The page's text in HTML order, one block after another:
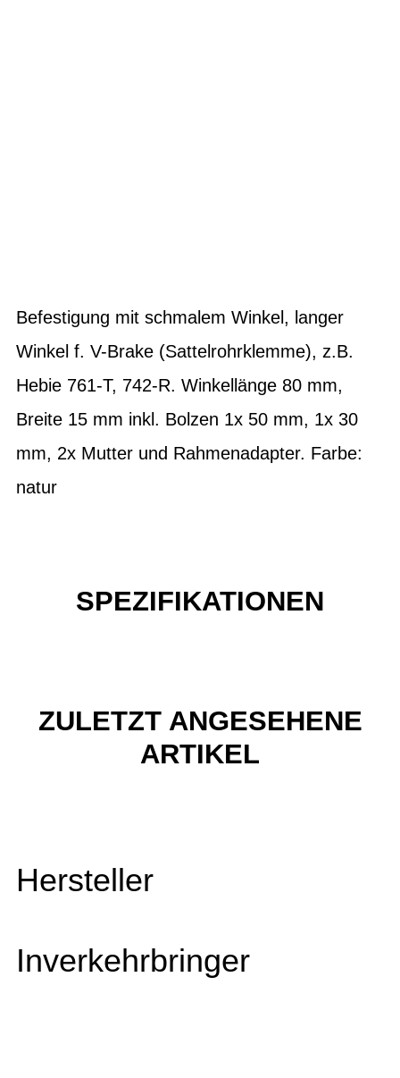
Befestigung mit schmalem Winkel, langer
Winkel f. V-Brake (Sattelrohrklemme), z.B.
Hebie 761-T, 742-R. Winkellänge 80 mm,
Breite 15 mm inkl. Bolzen 1x 50 mm, 1x 30
mm, 2x Mutter und Rahmenadapter. Farbe:
natur
SPEZIFIKATIONEN
ZULETZT ANGESEHENE
ARTIKEL
Hersteller
Inverkehrbringer